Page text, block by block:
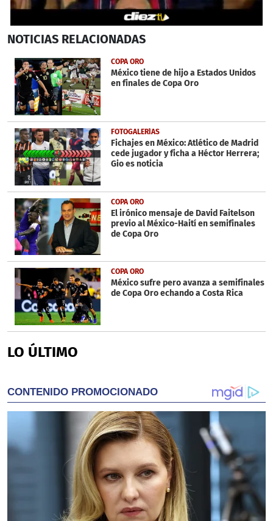
seconds
54
seconds
NOTICIAS RELACIONADAS
COPA ORO
México tiene de hijo a Estados Unidos
en finales de Copa Oro
FOTOGALERÍAS
Fichajes en México: Atlético de Madrid
cede jugador y ficha a Héctor Herrera;
Gio es noticia
COPA ORO
El irónico mensaje de David Faitelson
previo al México-Haití en semifinales
de Copa Oro
COPA ORO
México sufre pero avanza a semifinales
de Copa Oro echando a Costa Rica
LO ÚLTIMO